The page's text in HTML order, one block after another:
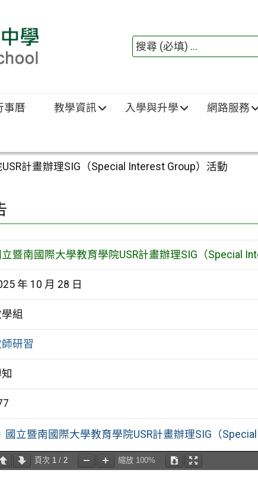
事曆 教學資訊 入學與升學 網路服務
計畫辦理SIG（Special Interest Group）活動
立暨南國際大學教育學院USR計畫辦理SIG（Special
年 10 月 28 日
組
研習
國立暨南國際大學教育學院USR計畫辦理SIG（
頁次 1/ 2 縮放 100%